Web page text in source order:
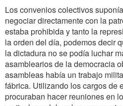
Los convenios colectivos
negociar directamente con la
estaba prohibida y tanto la
la orden del día, podemos decir
la dictadura no se podía luchar
asamblearios de la democracia
asambleas había un trabajo
fábrica. Utilizando los cargos de
procuraban hacer reuniones en